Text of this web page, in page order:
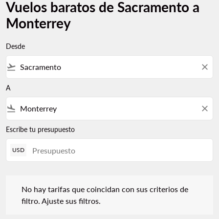
Vuelos baratos de Sacramento a
Monterrey
Desde
flight_takeoff close
A
flight_land close
Escribe tu presupuesto
USD
No hay tarifas que coincidan con sus criterios de
filtro. Ajuste sus filtros.